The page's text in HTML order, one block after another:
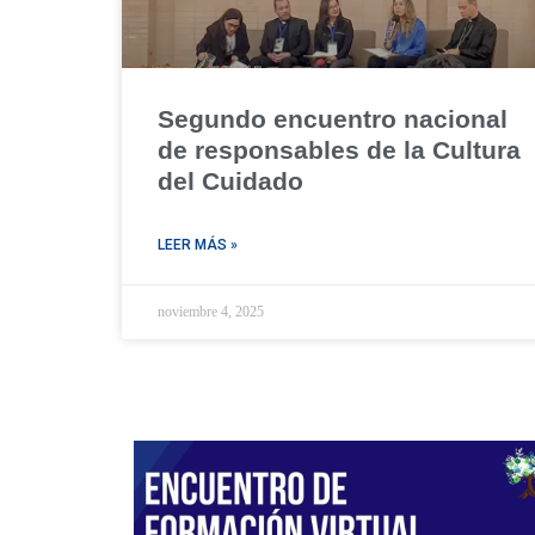
Segundo encuentro nacional
de responsables de la Cultura
del Cuidado
LEER MÁS »
noviembre 4, 2025